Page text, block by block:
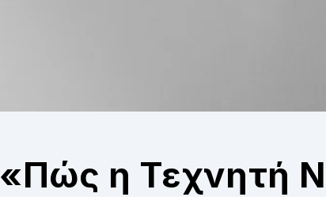
«Πώς η Τεχνητή